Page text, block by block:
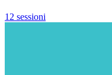
12 sessioni